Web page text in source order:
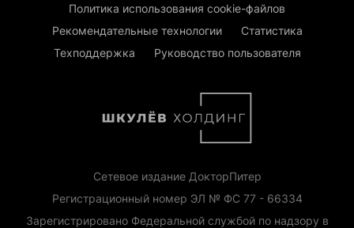
Политика использования cookie-файлов
Рекомендательные технологии
Статистика
Техподдержка
Руководство пользователя
Сетевое издание ДокторПитер
Регистрационный номер ЭЛ № ФС 77 - 66334
Зарегистрировано Федеральной службой по надзору в